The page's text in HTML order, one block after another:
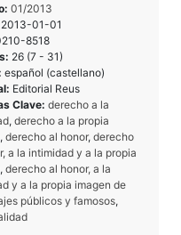
01/2013
2013-01-01
8518
26 (7 - 31)
español (castellano)
Editorial Reus
Clave: derecho a la
, derecho a la propia
, derecho al honor, derecho
a la intimidad y a la propia
, derecho al honor, a la
y a la propia imagen de
públicos y famosos,